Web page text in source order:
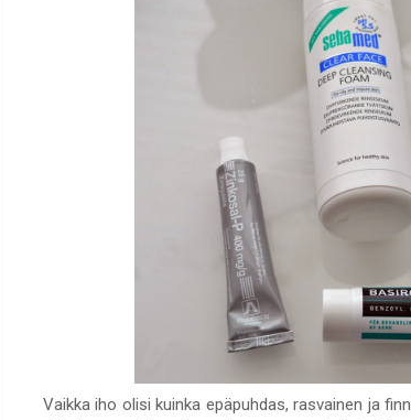
Vaikka iho olisi kuinka epäpuhdas, rasvainen ja